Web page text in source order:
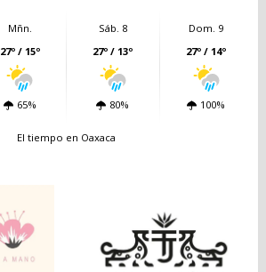
Mñn.
27º / 15º
65%
Sáb. 8
27º / 13º
80%
Dom. 9
27º / 14º
100%
El tiempo en Oaxaca